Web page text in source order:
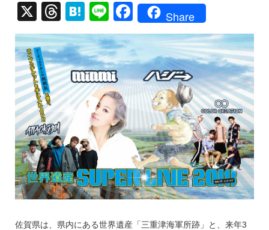
X
T
hr
e
a
d
s
H
at
e
n
a
Li
n
e
F
a
c
e
b
o
o
k
Share
佐賀県は、県内にある世界遺産「三重津海軍所跡」と、来年3